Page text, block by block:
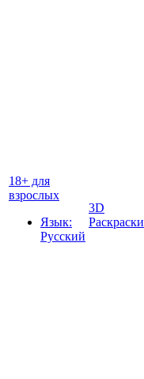
18+ для
взрослых
Язык:
Русский
3D
Раскраски